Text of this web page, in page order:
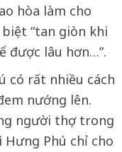
hòa làm cho
“tan giòn khi
được lâu hơn…”.
có rất nhiều cách
nướng lên.
người thợ trong
Phú chỉ cho